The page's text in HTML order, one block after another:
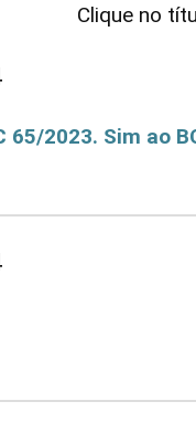
Clique no
65/2023. Sim ao